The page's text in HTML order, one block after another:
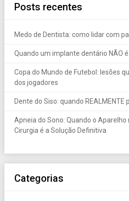
Posts recentes
Medo de Dentista: como lidar com
Quando um implante dentário NÃO
Copa do Mundo de Futebol: lesões
dos jogadores
Dente do Siso: quando REALMENTE
Apneia do Sono: Quando o Aparelho
Cirurgia é a Solução Definitiva
Categorias